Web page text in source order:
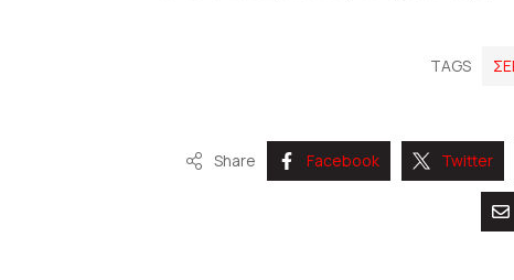
TAGS
Share Facebook Twitter